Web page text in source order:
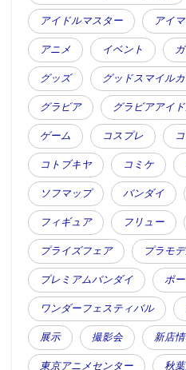
アイドルマスター アイ
アニメ イベント
グッズ グッドスマイル
グラビア グラビアアイ
ゲーム コスプレ
コトブキヤ コミケ
ソフマップ バンダイ
フィギュア フリュー
プライズフェア プラモ
プレミアムバンダイ ボ
ワンダーフェスティバル
展示 撮影会 新店
東京アニメセンター 秋